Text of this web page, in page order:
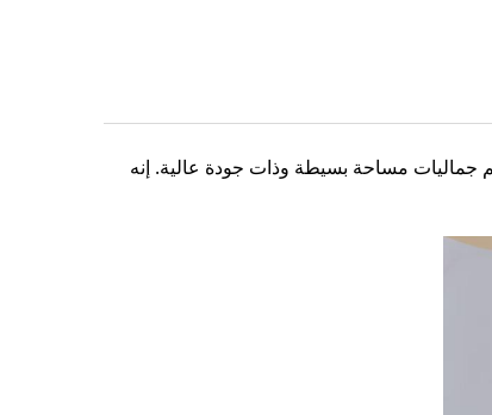
جماليات مساحة بسيطة وذات جودة عالية. إنه